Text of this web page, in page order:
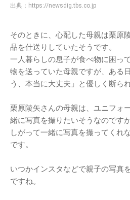
出典： https://newsdig.tbs.co.jp
そのときに、心配した母親は栗原
品を仕送りしていたそうです。
一人暮らしの息子が食べ物に困っ
物を送っていた母親ですが、ある
う、本当に大丈夫」と優しく断ら
栗原陵矢さんの母親は、ユニフォ
緒に写真を撮りたいそうなのです
しがって一緒に写真を撮ってくれ
です。
いつかインスタなどで親子の写真
ですね。